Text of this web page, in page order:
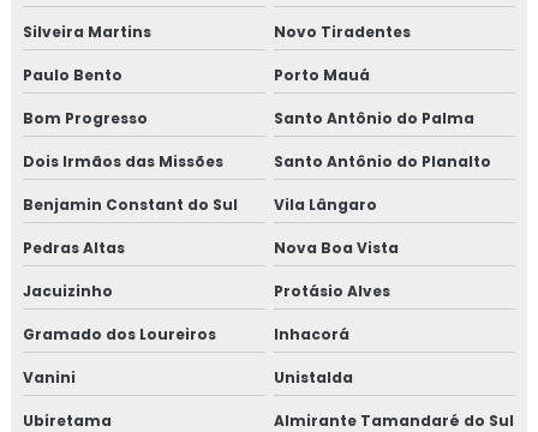
Silveira Martins Novo Tiradentes
Paulo Bento Porto Mauá
Bom Progresso Santo Antônio do Palma
Dois Irmãos das Missões Santo Antônio do Planalto
Benjamin Constant do Sul Vila Lângaro
Pedras Altas Nova Boa Vista
Jacuizinho Protásio Alves
Gramado dos Loureiros Inhacorá
Vanini Unistalda
Ubiretama Almirante Tamandaré do Sul